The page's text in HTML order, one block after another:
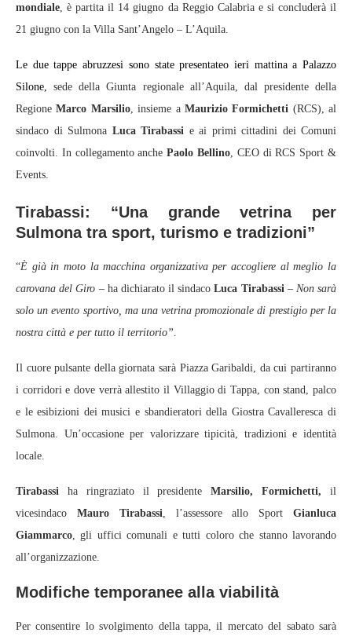
mondiale, è partita il 14 giugno da Reggio Calabria e si concluderà il
21 giugno con la Villa Sant’Angelo – L’Aquila.
Le due tappe abruzzesi sono state presentateo ieri mattina a Palazzo
Silone, sede della Giunta regionale all’Aquila, dal presidente della
Regione Marco Marsilio, insieme a Maurizio Formichetti (RCS), al
sindaco di Sulmona Luca Tirabassi e ai primi cittadini dei Comuni
coinvolti. In collegamento anchePaolo Bellino, CEO di RCS Sport &
Events.
Tirabassi: “Una grande vetrina per
Sulmona tra sport, turismo e tradizioni”
“È già in moto la macchina organizzativa per accogliere al meglio la
carovana del Giro – ha dichiarato il sindacoLuca Tirabassi– Non sarà
solo un evento sportivo, ma una vetrina promozionale di prestigio per la
nostra città e per tutto il territorio”.
Il cuore pulsante della giornata sarà Piazza Garibaldi, da cui partiranno
i corridori e dove verrà allestito il Villaggio di Tappa, con stand, palco
e le esibizioni dei musici e sbandieratori della Giostra Cavalleresca di
Sulmona. Un’occasione per valorizzare tipicità, tradizioni e identità
locale.
Tirabassi ha ringraziato il presidenteMarsilio, Formichetti, il
vicesindaco Mauro Tirabassi, l’assessore allo SportGianluca
Giammarco, gli uffici comunali e tutti coloro che stanno lavorando
all’organizzazione.
Modifiche temporanee alla viabilità
Per consentire lo svolgimento della tappa, il mercato del sabato sarà